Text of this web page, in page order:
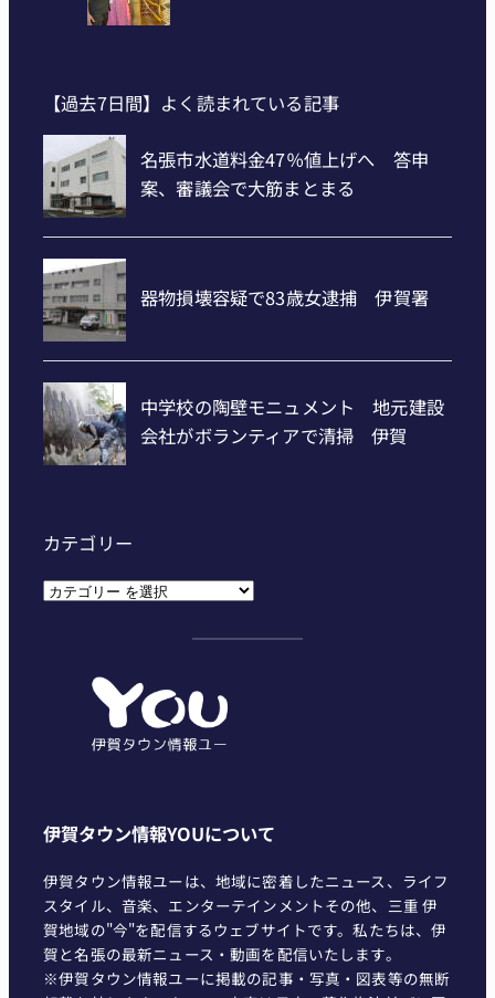
【過去7日間】よく読まれている記事
カテゴリー
カ
伊賀タウン情報YOUについて
伊賀タウン情報ユーは、地域に密着したニュース、ライフ
スタイル、音楽、エンターテインメントその他、三重 伊
賀地域の"今"を配信するウェブサイトです。私たちは、伊
賀と名張の最新ニュース・動画を配信いたします。
※伊賀タウン情報ユーに掲載の記事・写真・図表等の無断